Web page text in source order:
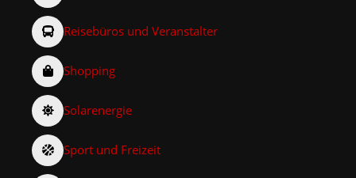
Reisebüros und Veranstalter
Shopping
Solarenergie
Sport und Freizeit